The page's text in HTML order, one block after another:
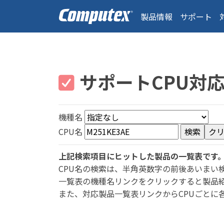
製品情報 サポート
サポートCPU対
機種名
CPU名
上記検索項目にヒットした製品の一覧表です。
CPU名の検索は、半角英数字の前後あいまい
一覧表の機種名リンクをクリックすると製品
また、対応製品一覧表リンクからCPUごとに